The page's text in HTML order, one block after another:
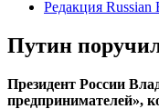
Редакция Russian
Путин
Президент России
предпринимателей»,